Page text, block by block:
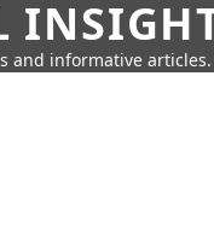
and informative articles.